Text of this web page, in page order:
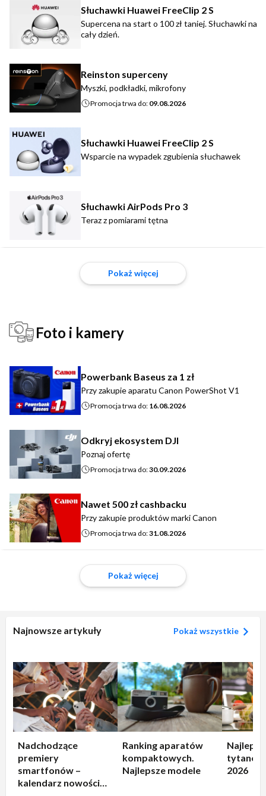
Słuchawki Huawei FreeClip 2 S
Supercena na start o 100 zł taniej. Słuchawki na
cały dzień.
Reinston superceny
Myszki, podkładki, mikrofony
Promocja trwa do: 09.08.2026
Słuchawki Huawei FreeClip 2 S
Wsparcie na wypadek zgubienia słuchawek
Słuchawki AirPods Pro 3
Teraz z pomiarami tętna
Pokaż więcej
Foto i kamery
Powerbank Baseus za 1 zł
Przy zakupie aparatu Canon PowerShot V1
Promocja trwa do: 16.08.2026
Odkryj ekosystem DJI
Poznaj ofertę
Promocja trwa do:30.09.2026
Nawet 500 zł cashbacku
Przy zakupie produktów marki Canon
Promocja trwa do:31.08.2026
Pokaż więcej
Najnowsze artykuły Pokaż wszystkie
Nadchodzące
premiery
smartfonów –
kalendarz nowości
Ranking aparatów
kompaktowych.
Najlepsze modele
2026